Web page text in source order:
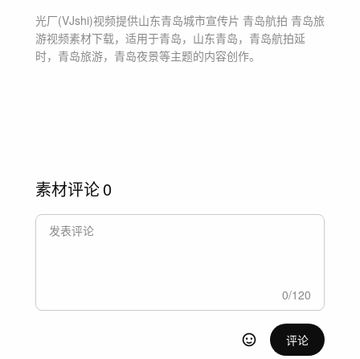
光厂(VJshi)视频提供山东青岛城市宣传片 青岛航拍 青岛旅
游视频素材下载，适用于青岛，山东青岛，青岛航拍延
时，青岛旅游，青岛夜景等主题的内容创作。
素材评论0
0/120
评论